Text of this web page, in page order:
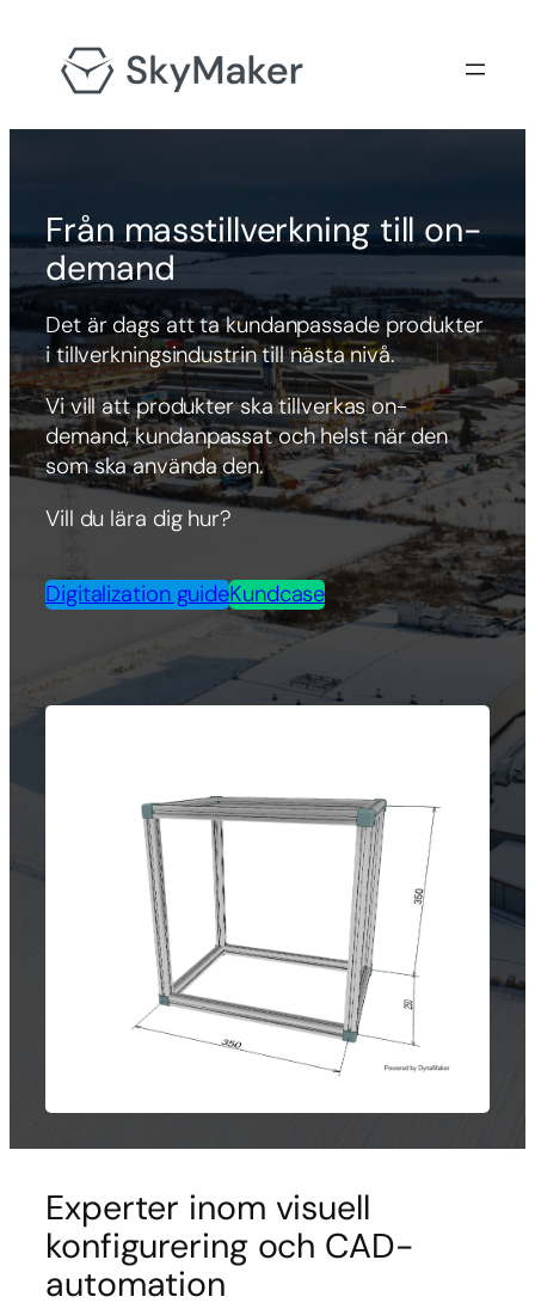
Från masstillverkning till on-
demand
Det är dags att ta kundanpassade produkter
i tillverkningsindustrin till nästa nivå.
Vi vill att produkter ska tillverkas on-
demand, kundanpassat och helst när den
som ska använda den.
Vill du lära dig hur?
Digitalization guideKundcase
Experter inom visuell
konfigurering och CAD-
automation